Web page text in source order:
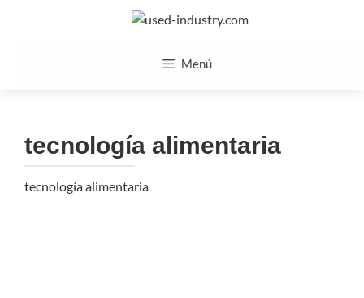
Menú
tecnología alimentaria
tecnología alimentaria